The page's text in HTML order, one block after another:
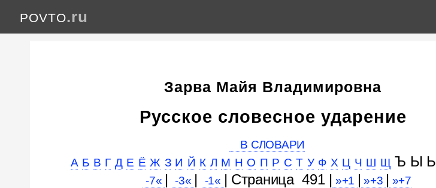
POVTO.ru
Зарва Майя Владимировна
Русское словесное ударение
В СЛОВАРИ
А Б В Г Д Е Ё Ж З И Й К Л М Н О П Р С Т У Ф Х Ц Ч Ш Щ Ъ Ы Ь
-7« | -3« | -1« | Cтраница 491 | »+1 | »+3 | »+7